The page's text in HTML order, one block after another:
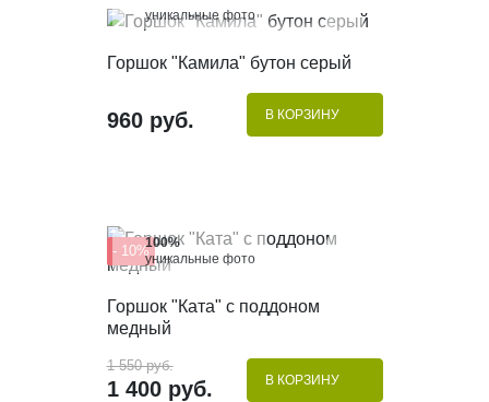
уникальные фото
Горшок "Камила" бутон серый
960 руб. В КОРЗИНУ
- 10%100%
уникальные фото
КУПИТЬ В 1 КЛИК
Горшок "Ката" с поддоном
медный
1 550 руб.
1 400 руб. В КОРЗИНУ